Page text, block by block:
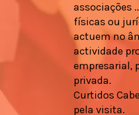
associações
físicas ou
actuem no
actividade
empresarial,
privada.
Curtidos
pela visita.